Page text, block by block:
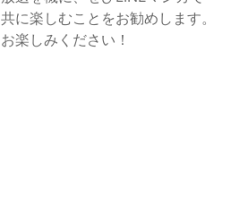
に楽しむことをお勧めします。
楽しみください！